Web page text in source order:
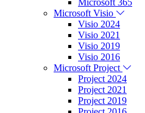
Microsoft 365
Microsoft Visio
Visio 2024
Visio 2021
Visio 2019
Visio 2016
Microsoft Project
Project 2024
Project 2021
Project 2019